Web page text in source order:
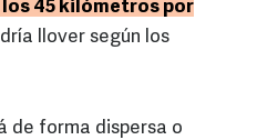
45 kilómetros por
llover según los
de forma dispersa o